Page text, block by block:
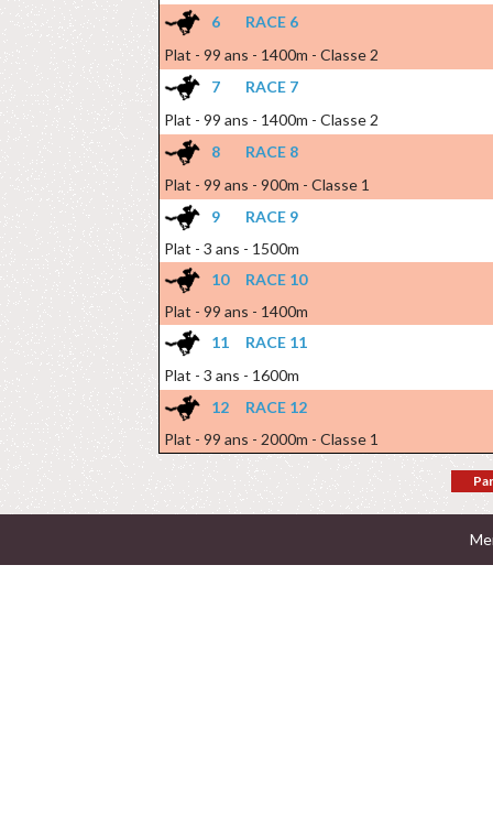
6
RACE 6
Plat - 99 ans - 1400m - Classe 2
7
RACE 7
Plat - 99 ans - 1400m - Classe 2
8
RACE 8
Plat - 99 ans - 900m - Classe 1
9
RACE 9
Plat - 3 ans - 1500m
10
RACE 10
Plat - 99 ans - 1400m
11
RACE 11
Plat - 3 ans - 1600m
12
RACE 12
Plat - 99 ans - 2000m - Classe 1